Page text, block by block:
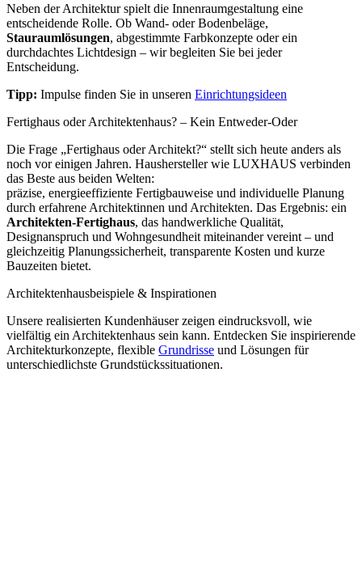
Neben der Architektur spielt die Innenraumgestaltung eine
entscheidende Rolle. Ob Wand- oder Bodenbeläge,
Stauraumlösungen, abgestimmte Farbkonzepte oder ein
durchdachtes Lichtdesign – wir begleiten Sie bei jeder
Entscheidung.
Tipp: Impulse finden Sie in unseren Einrichtungsideen
Fertighaus oder Architektenhaus? – Kein Entweder-Oder
Die Frage „Fertighaus oder Architekt?“ stellt sich heute anders als
noch vor einigen Jahren. Haushersteller wie LUXHAUS verbinden
das Beste aus beiden Welten:
präzise, energieeffiziente Fertigbauweise und individuelle Planung
durch erfahrene Architektinnen und Architekten. Das Ergebnis: ein
Architekten-Fertighaus, das handwerkliche Qualität,
Designanspruch und Wohngesundheit miteinander vereint – und
gleichzeitig Planungssicherheit, transparente Kosten und kurze
Bauzeiten bietet.
Architektenhausbeispiele & Inspirationen
Unsere realisierten Kundenhäuser zeigen eindrucksvoll, wie
vielfältig ein Architektenhaus sein kann. Entdecken Sie inspirierende
Architekturkonzepte, flexible Grundrisse und Lösungen für
unterschiedlichste Grundstückssituationen.